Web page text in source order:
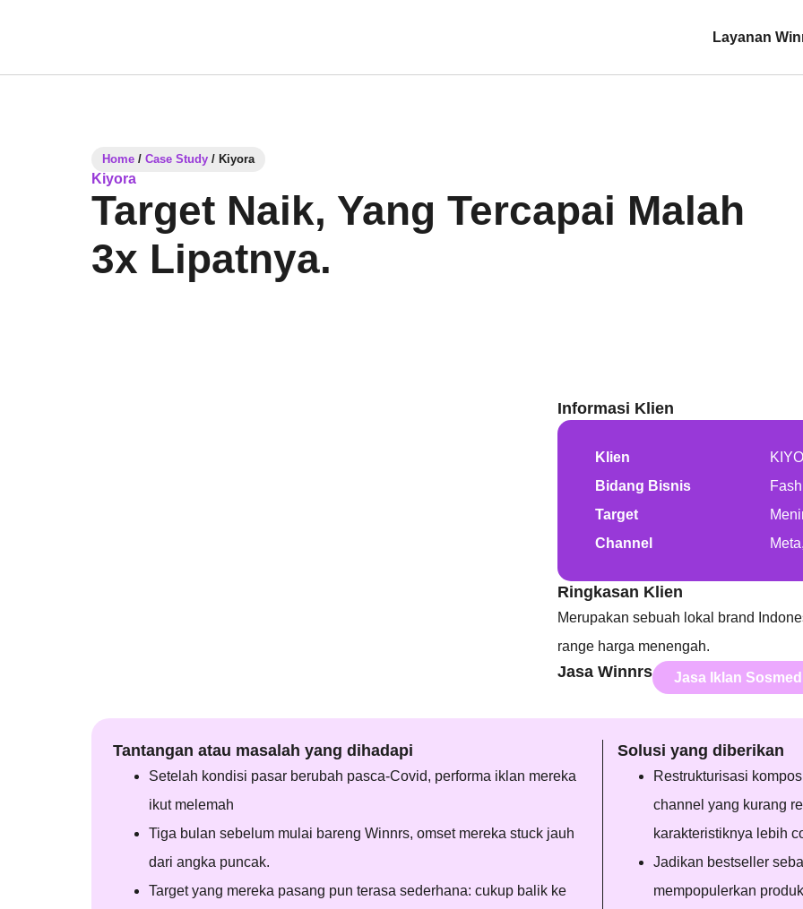
Layanan
Home / Case Study / Kiyora
Kiyora
Target Naik, Yang Tercapai Malah
3x Lipatnya.
Informasi Klien
Klien
Bidang Bisnis
Target
Channel
Ringkasan Klien
Merupakan sebuah lokal brand
range harga menengah.
Jasa Winnrs Jasa Iklan Sosmed
Tantangan atau masalah yang dihadapi
Setelah kondisi pasar berubah pasca-Covid, performa iklan mereka
ikut melemah
Tiga bulan sebelum mulai bareng Winnrs, omset mereka stuck jauh
dari angka puncak.
Target yang mereka pasang pun terasa sederhana: cukup balik ke
Solusi yang diberikan
Restrukturisasi
channel yang kurang
karakteristiknya lebih
Jadikan bestseller
mempopulerkan